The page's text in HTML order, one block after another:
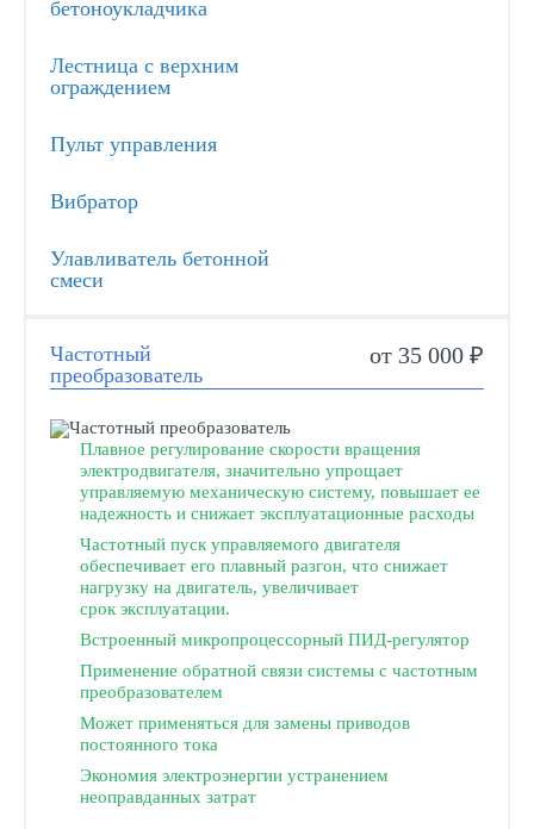
бетоноукладчика
Лестница с верхним
ограждением
Пульт управления
Вибратор
Улавливатель бетонной
смеси
Частотный
преобразователь
от 35 000 ₽
Плавное регулирование скорости вращения
электродвигателя, значительно упрощает
управляемую механическую систему, повышает ее
надежность и снижает эксплуатационные расходы
Частотный пуск управляемого двигателя
обеспечивает его плавный разгон, что снижает
нагрузку на двигатель, увеличивает
срок эксплуатации.
Встроенный микропроцессорный ПИД-регулятор
Применение обратной связи системы с частотным
преобразователем
Может применяться для замены приводов
постоянного тока
Экономия электроэнергии устранением
неоправданных затрат